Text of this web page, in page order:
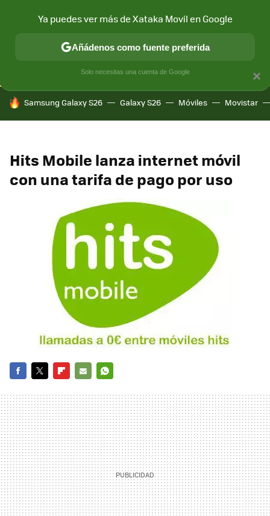
CONECTIVIDAD MÓVIL Y SOCIEDAD APLICACIONES
HOY SE HABLA DE
Samsung Galaxy S26 Galaxy S26 Móviles Movistar
Hits Mobile lanza internet móvil
con una tarifa de pago por uso
MAIL
×
Ya puedes ver más de Xataka Movil en Google
Añádenos como fuente preferida
Solo necesitas una cuenta de Google